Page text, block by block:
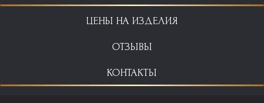
ЦЕНЫ НА ИЗДЕЛИЯ
ОТЗЫВЫ
КОНТАКТЫ